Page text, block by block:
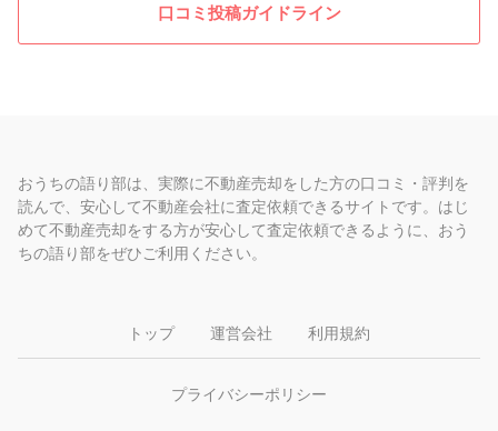
口コミ投稿ガイドライン
おうちの語り部は、実際に不動産売却をした方の口コミ・評判を
読んで、安心して不動産会社に査定依頼できるサイトです。はじ
めて不動産売却をする方が安心して査定依頼できるように、おう
ちの語り部をぜひご利用ください。
トップ 運営会社 利用規約
プライバシーポリシー